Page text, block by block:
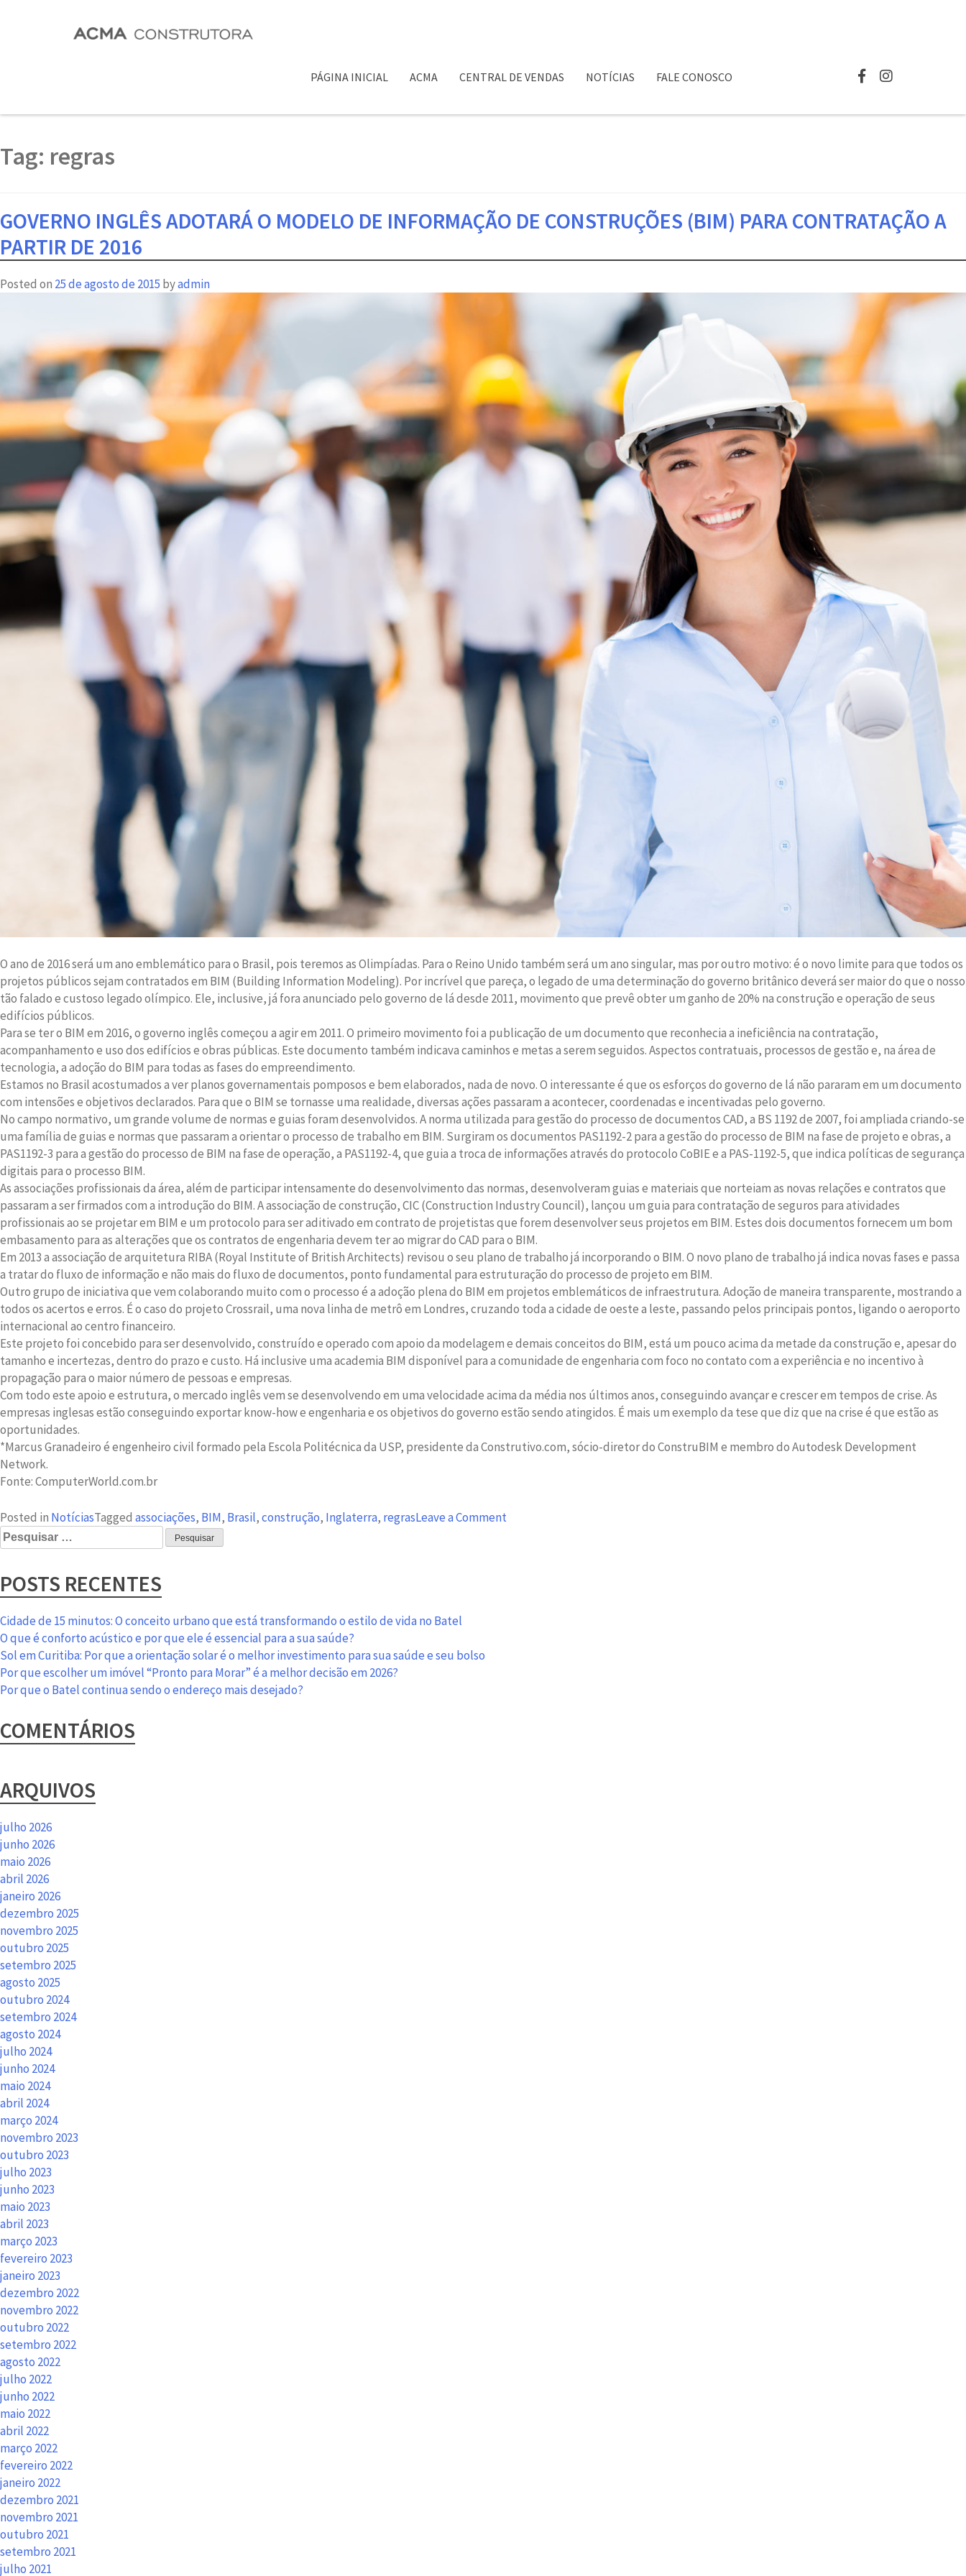
PÁGINA INICIAL ACMA CENTRAL DE VENDAS NOTÍCIAS FALE CONOSCO
Tag: regras
GOVERNO INGLÊS ADOTARÁ O MODELO DE INFORMAÇÃO DE CONSTRUÇÕES (BIM) PARA CONTRATAÇÃO A
PARTIR DE 2016
Posted on 25 de agosto de 2015 byadmin
O ano de 2016 será um ano emblemático para o Brasil, pois teremos as Olimpíadas. Para o Reino Unido também será um ano singular, mas por outro motivo: é o novo limite para que todos os
projetos públicos sejam contratados em BIM (Building Information Modeling). Por incrível que pareça, o legado de uma determinação do governo britânico deverá ser maior do que o nosso
tão falado e custoso legado olímpico. Ele, inclusive, já fora anunciado pelo governo de lá desde 2011, movimento que prevê obter um ganho de 20% na construção e operação de seus
edifícios públicos.
Para se ter o BIM em 2016, o governo inglês começou a agir em 2011. O primeiro movimento foi a publicação de um documento que reconhecia a ineficiência na contratação,
acompanhamento e uso dos edifícios e obras públicas. Este documento também indicava caminhos e metas a serem seguidos. Aspectos contratuais, processos de gestão e, na área de
tecnologia, a adoção do BIM para todas as fases do empreendimento.
Estamos no Brasil acostumados a ver planos governamentais pomposos e bem elaborados, nada de novo. O interessante é que os esforços do governo de lá não pararam em um documento
com intensões e objetivos declarados. Para que o BIM se tornasse uma realidade, diversas ações passaram a acontecer, coordenadas e incentivadas pelo governo.
No campo normativo, um grande volume de normas e guias foram desenvolvidos. A norma utilizada para gestão do processo de documentos CAD, a BS 1192 de 2007, foi ampliada criando-se
uma família de guias e normas que passaram a orientar o processo de trabalho em BIM. Surgiram os documentos PAS1192-2 para a gestão do processo de BIM na fase de projeto e obras, a
PAS1192-3 para a gestão do processo de BIM na fase de operação, a PAS1192-4, que guia a troca de informações através do protocolo CoBIE e a PAS-1192-5, que indica políticas de segurança
digitais para o processo BIM.
As associações profissionais da área, além de participar intensamente do desenvolvimento das normas, desenvolveram guias e materiais que norteiam as novas relações e contratos que
passaram a ser firmados com a introdução do BIM. A associação de construção, CIC (Construction Industry Council), lançou um guia para contratação de seguros para atividades
profissionais ao se projetar em BIM e um protocolo para ser aditivado em contrato de projetistas que forem desenvolver seus projetos em BIM. Estes dois documentos fornecem um bom
embasamento para as alterações que os contratos de engenharia devem ter ao migrar do CAD para o BIM.
Em 2013 a associação de arquitetura RIBA (Royal Institute of British Architects) revisou o seu plano de trabalho já incorporando o BIM. O novo plano de trabalho já indica novas fases e passa
a tratar do fluxo de informação e não mais do fluxo de documentos, ponto fundamental para estruturação do processo de projeto em BIM.
Outro grupo de iniciativa que vem colaborando muito com o processo é a adoção plena do BIM em projetos emblemáticos de infraestrutura. Adoção de maneira transparente, mostrando a
todos os acertos e erros. É o caso do projeto Crossrail, uma nova linha de metrô em Londres, cruzando toda a cidade de oeste a leste, passando pelos principais pontos, ligando o aeroporto
internacional ao centro financeiro.
Este projeto foi concebido para ser desenvolvido, construído e operado com apoio da modelagem e demais conceitos do BIM, está um pouco acima da metade da construção e, apesar do
tamanho e incertezas, dentro do prazo e custo. Há inclusive uma academia BIM disponível para a comunidade de engenharia com foco no contato com a experiência e no incentivo à
propagação para o maior número de pessoas e empresas.
Com todo este apoio e estrutura, o mercado inglês vem se desenvolvendo em uma velocidade acima da média nos últimos anos, conseguindo avançar e crescer em tempos de crise. As
empresas inglesas estão conseguindo exportar know-how e engenharia e os objetivos do governo estão sendo atingidos. É mais um exemplo da tese que diz que na crise é que estão as
oportunidades.
*Marcus Granadeiro é engenheiro civil formado pela Escola Politécnica da USP, presidente da Construtivo.com, sócio-diretor do ConstruBIM e membro do Autodesk Development
Network.
Fonte: ComputerWorld.com.br
Posted in NotíciasTagged associações, BIM, Brasil,construção, Inglaterra, regrasLeave a Comment
Pesquisar
por:
POSTS RECENTES
Cidade de 15 minutos: O conceito urbano que está transformando o estilo de vida no Batel
O que é conforto acústico e por que ele é essencial para a sua saúde?
Sol em Curitiba: Por que a orientação solar é o melhor investimento para sua saúde e seu bolso
Por que escolher um imóvel “Pronto para Morar” é a melhor decisão em 2026?
Por que o Batel continua sendo o endereço mais desejado?
COMENTÁRIOS
ARQUIVOS
julho 2026
junho 2026
maio 2026
abril 2026
janeiro 2026
dezembro 2025
novembro 2025
outubro 2025
setembro 2025
agosto 2025
outubro 2024
setembro 2024
agosto 2024
julho 2024
junho 2024
maio 2024
abril 2024
março 2024
novembro 2023
outubro 2023
julho 2023
junho 2023
maio 2023
abril 2023
março 2023
fevereiro 2023
janeiro 2023
dezembro 2022
novembro 2022
outubro 2022
setembro 2022
agosto 2022
julho 2022
junho 2022
maio 2022
abril 2022
março 2022
fevereiro 2022
janeiro 2022
dezembro 2021
novembro 2021
outubro 2021
setembro 2021
julho 2021